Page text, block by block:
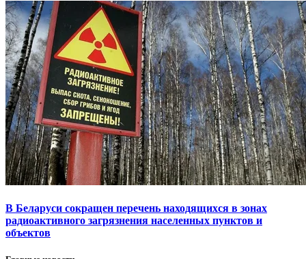
В Беларуси сокращен перечень находящихся в зонах
радиоактивного загрязнения населенных пунктов и
объектов